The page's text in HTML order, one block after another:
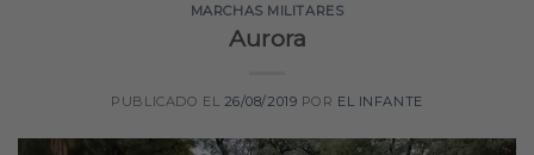
MARCHAS MILITARES
Aurora
PUBLICADO EL 26/08/2019 POR EL INFANTE